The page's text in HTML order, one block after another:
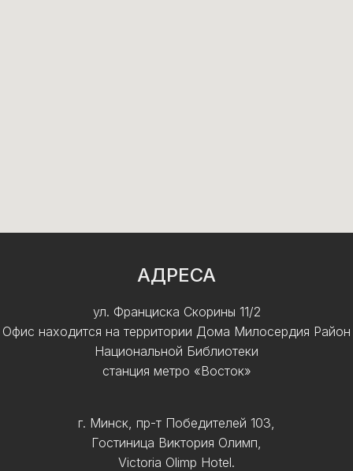
АДРЕСА
ул. Франциска Скорины 11/2
Офис находится на территории Дома Милосердия Район
Национальной Библиотеки
станция метро «Восток»
г. Минск, пр-т Победителей 103,
Гостиница Виктория Олимп,
Victoria Olimp Hotel.